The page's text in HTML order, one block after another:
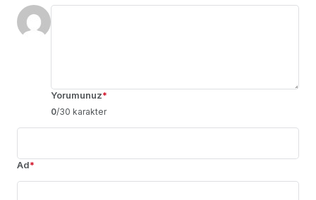
Yorumunuz*
0/30 karakter
Ad*